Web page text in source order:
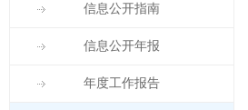
信息公开指南
信息公开年报
年度工作报告